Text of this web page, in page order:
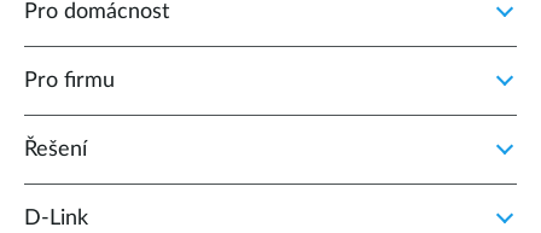
Pro domácnost
Pro firmu
Řešení
D‑Link